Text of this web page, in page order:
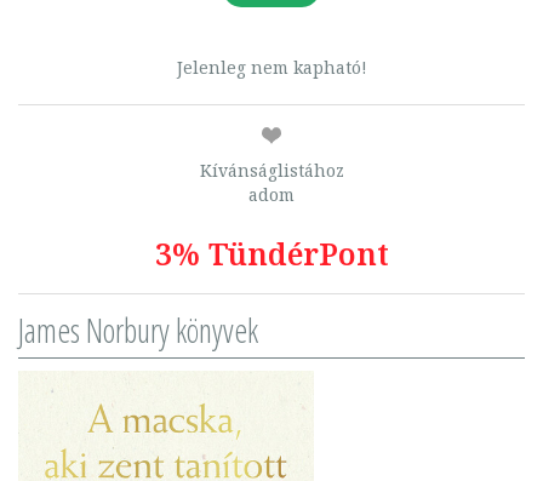
Jelenleg nem kapható!
Kívánságlistához
adom
3% TündérPont
James Norbury könyvek